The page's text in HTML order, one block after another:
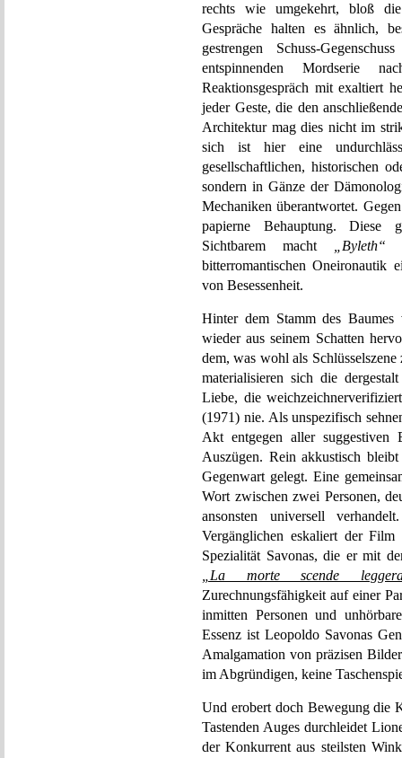
rechts wie umgekehrt, bloß
Gespräche halten es ähnlich,
gestrengen Schuss-
entspinnenden Mordserie
Reaktionsgespräch mit exaltiert
jeder Geste, die den
Architektur mag dies nicht im
sich ist hier eine
gesellschaftlichen, historischen
sondern in Gänze der
Mechaniken überantwortet.
papierne Behauptung. Diese
Sichtbarem macht
„Byleth“
bitterromantischen Oneironautik
von Besessenheit.
Hinter dem Stamm des
wieder aus seinem Schatten
dem, was wohl als
materialisieren sich die
Liebe, die
(1971) nie. Als unspezifisch
Akt entgegen aller suggestiven
Auszügen. Rein akkustisch
Gegenwart gelegt. Eine
Wort zwischen zwei Personen,
ansonsten universell
Vergänglichen eskaliert der
Spezialität Savonas, die er mit
„La morte scende
Zurechnungsfähigkeit auf einer
inmitten Personen und
Essenz ist Leopoldo Savonas
Amalgamation von präzisen
im Abgründigen, keine
Und erobert doch Bewegung die
Tastenden Auges durchleidet
der Konkurrent aus steilsten